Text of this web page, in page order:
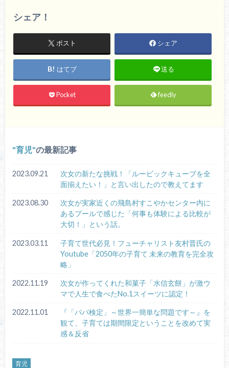
シェア！
ポスト シェア
はてブ 送る
Pocket feedly
育児 の最新記事
2023.09.21
次女の新たな挑戦！「ルービックキューブを全
面揃えたい！」と言い出したので教えてます
2023.08.30
次女が実家近くの飛島村すこやかセンター内に
あるプールで感じた「何事も体験による比較が
大切！」という話。
2023.03.11
子育て世代必見！フューチャリスト友村晋氏の
Youtube「2050年の子育て 未来の教育を完全攻
略」
2022.11.19
次女が作ってくれた和菓子「水信玄餅」が激ウ
マで人生で食べたNo.1スイーツに認定！
2022.11.01
『「パパ検定」～世界一簡単な問題です～』を
観て、子育ては期間限定ということを改めて実
感＆反省
育児